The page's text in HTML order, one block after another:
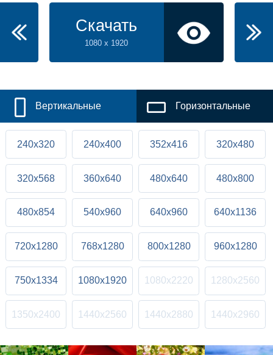
Скачать
1080 x 1920
Вертикальные Горизонтальные
240x320 240x400 352x416 320x480
320x568 360x640 480x640 480x800
480x854 540x960 640x960 640x1136
720x1280 768x1280 800x1280 960x1280
750x1334 1080x1920 1080x2220 1280x2560
1350x2400 1440x2560 1440x2880 1440x2960